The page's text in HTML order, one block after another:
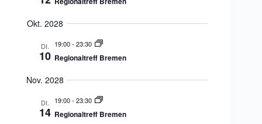
Okt. 2028
DI.
10
19:00- 23:30
Regionaltreff Bremen
Nov. 2028
DI.
14
19:00- 23:30
Regionaltreff Bremen